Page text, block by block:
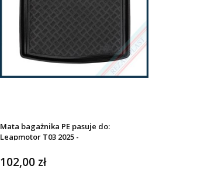
Mata bagażnika PE pasuje do:
Leapmotor T03 2025 -
102,00 zł